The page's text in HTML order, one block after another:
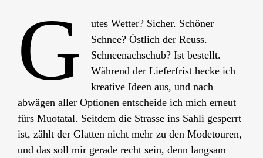
G
utes Wetter? Sicher. Schöner
Schnee? Östlich der Reuss.
Schneenachschub? Ist bestellt. —
Während der Lieferfrist hecke ich
kreative Ideen aus, und nach
abwägen aller Optionen entscheide ich mich erneut
fürs Muotatal. Seitdem die Strasse ins Sahli gesperrt
ist, zählt der Glatten nicht mehr zu den Modetouren,
und das soll mir gerade recht sein, denn langsam